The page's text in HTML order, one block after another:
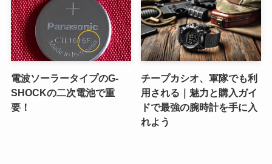
電波ソーラータイプのG-
SHOCKの二次電池で重
要！
チープカシオ、軍隊でも利
用される｜魅力と購入ガイ
ドで最強の腕時計を手に入
れよう